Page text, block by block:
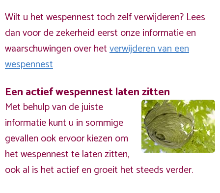
Wilt u het wespennest toch zelf verwijderen? Lees
dan voor de zekerheid eerst onze informatie en
waarschuwingen over hetverwijderen van een
wespennest
Een actief wespennest laten zitten
Met behulp van de juiste
informatie kunt u in sommige
gevallen ook ervoor kiezen om
het wespennest te laten zitten,
ook al is het actief en groeit het steeds verder.